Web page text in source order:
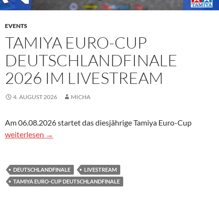
EVENTS
TAMIYA EURO-CUP
DEUTSCHLANDFINALE
2026 IM LIVESTREAM
4. AUGUST 2026 MICHA
Am 06.08.2026 startet das diesjährige Tamiya Euro-Cup
Tamiya Euro-Cup Deutschlandfinale 2026 im Livestream
weiterlesen →
DEUTSCHLANDFINALE
LIVESTREAM
TAMIYA EURO-CUP DEUTSCHLANDFINALE